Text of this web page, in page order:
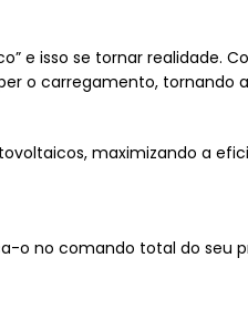
e isso se tornar realidade.
o carregamento, tornando
maximizando a
no comando total do seu